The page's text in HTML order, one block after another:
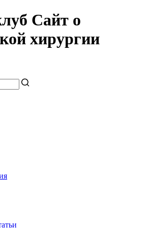
Сайт о
хирургии